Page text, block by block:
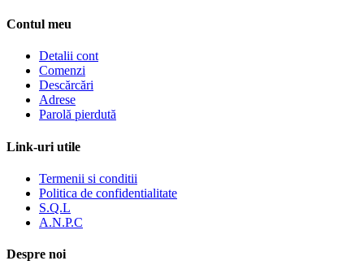
Contul meu
Detalii cont
Comenzi
Descărcări
Adrese
Parolă pierdută
Link-uri utile
Termenii si conditii
Politica de confidentialitate
S.Q.L
A.N.P.C
Despre noi